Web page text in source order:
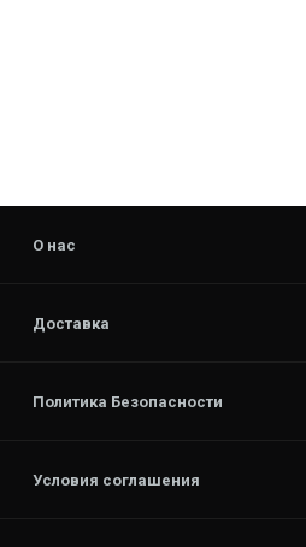
О нас
Доставка
Политика Безопасности
Условия соглашения